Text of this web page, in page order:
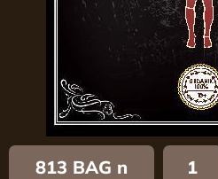
813 BAG n 1